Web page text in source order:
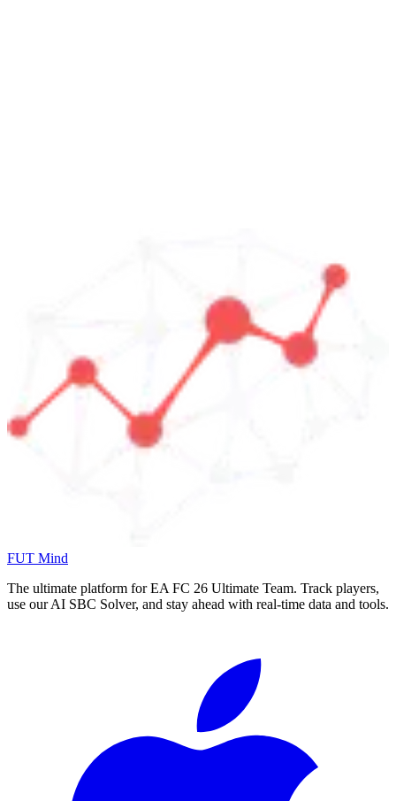
FUT Mind
The ultimate platform for EA FC 26 Ultimate Team. Track players,
use our AI SBC Solver, and stay ahead with real-time data and tools.